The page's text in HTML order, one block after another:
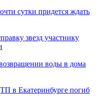
сутки придется ждать
звезд участнику
воды в дома
в Екатеринбурге погиб